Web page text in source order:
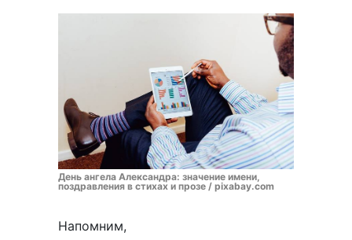
День ангела Александра: значение имени,
поздравления в стихах и прозе / pixabay.com
Напомним,